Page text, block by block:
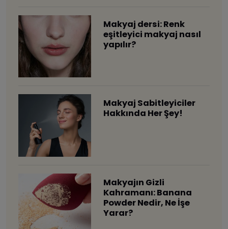
Makyaj dersi: Renk
eşitleyici makyaj nasıl
yapılır?
Makyaj Sabitleyiciler
Hakkında Her Şey!
Makyajın Gizli
Kahramanı: Banana
Powder Nedir, Ne İşe
Yarar?